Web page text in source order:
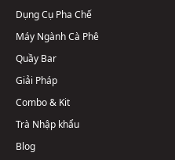
Dụng Cụ Pha Chế
Máy Ngành Cà Phê
Quầy Bar
Giải Pháp
Combo & Kit
Trà Nhập khẩu
Blog